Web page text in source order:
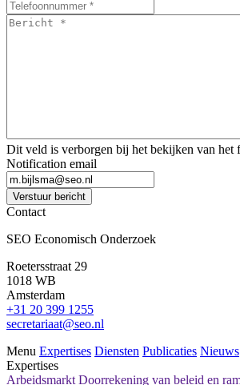
Bericht
Dit veld is verborgen bij het bekijken van het
Notification email
Verstuur bericht
Contact
SEO Economisch Onderzoek
Roetersstraat 29
1018 WB
Amsterdam
+31 20 399 1255
secretariaat@seo.nl
Menu Expertises Diensten Publicaties Nieuws
Expertises
Arbeidsmarkt Doorrekening van beleid en